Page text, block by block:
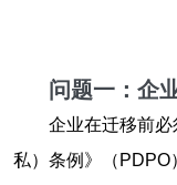
问题一：企
企业在迁移前
私）条例》（PDPO